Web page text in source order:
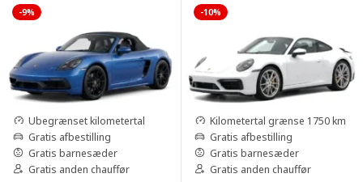
-9%
Ubegrænset kilometertal
Gratis afbestilling
Gratis barnesæder
Gratis anden chauffør
-10%
Kilometertal grænse 1750 km
Gratis afbestilling
Gratis barnesæder
Gratis anden chauffør